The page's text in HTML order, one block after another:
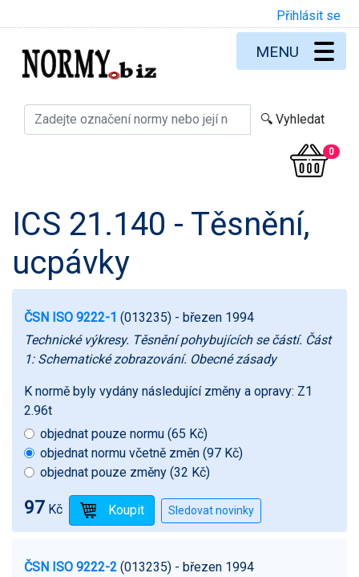
Přihlásit se
0
MENU
ICS 21.140 - Těsnění,
ucpávky
ČSN ISO 9222-1 (013235) - březen 1994
Technické výkresy. Těsnění pohybujících se částí. Část
1: Schematické zobrazování. Obecné zásady
K normě byly vydány následující změny a opravy: Z1
2.96t
objednat pouze normu (65 Kč)
objednat normu včetně změn (97 Kč)
objednat pouze změny (32 Kč)
97 Kč
ČSN ISO 9222-2 (013235) - březen 1994